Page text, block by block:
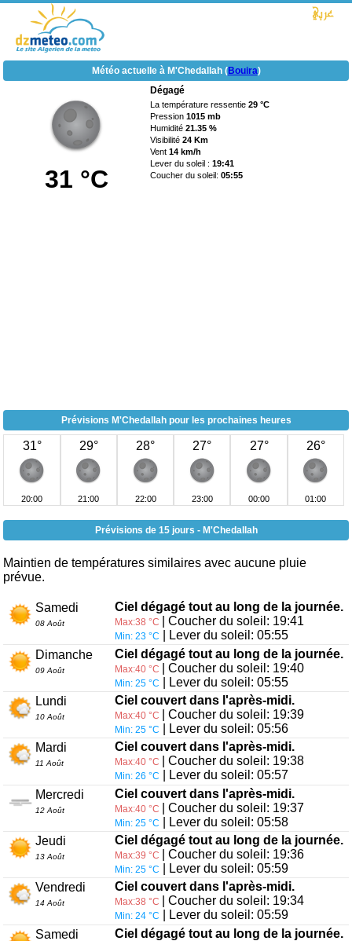
Météo actuelle à M'Chedallah (Bouira)
31 °C
Dégagé
La température ressentie29 °C
Pression1015 mb
Humidité21.35 %
Visibilité24 Km
Vent14 km/h
Lever du soleil :19:41
Coucher du soleil:05:55
Prévisions M'Chedallah pour les prochaines heures
31°
20:00
29°
21:00
28°
22:00
27°
23:00
27°
00:00
26°
01:00
Prévisions de 15 jours - M'Chedallah
Maintien de températures similaires avec aucune pluie
prévue.
Samedi
08 Août
Ciel dégagé tout au long de la journée.
Max:38 °C | Coucher du soleil: 19:41
Min: 23 °C
| Lever du soleil: 05:55
Dimanche
09 Août
Ciel dégagé tout au long de la journée.
Max:40 °C | Coucher du soleil: 19:40
Min: 25 °C
| Lever du soleil: 05:55
Lundi
10 Août
Ciel couvert dans l'après-midi.
Max:40 °C | Coucher du soleil: 19:39
Min: 25 °C
| Lever du soleil: 05:56
Mardi
11 Août
Ciel couvert dans l'après-midi.
Max:40 °C | Coucher du soleil: 19:38
Min: 26 °C
| Lever du soleil: 05:57
Mercredi
12 Août
Ciel couvert dans l'après-midi.
Max:40 °C | Coucher du soleil: 19:37
Min: 25 °C
| Lever du soleil: 05:58
Jeudi
13 Août
Ciel dégagé tout au long de la journée.
Max:39 °C | Coucher du soleil: 19:36
Min: 25 °C
| Lever du soleil: 05:59
Vendredi
14 Août
Ciel couvert dans l'après-midi.
Max:38 °C | Coucher du soleil: 19:34
Min: 24 °C
| Lever du soleil: 05:59
Samedi
Ciel dégagé tout au long de la journée.